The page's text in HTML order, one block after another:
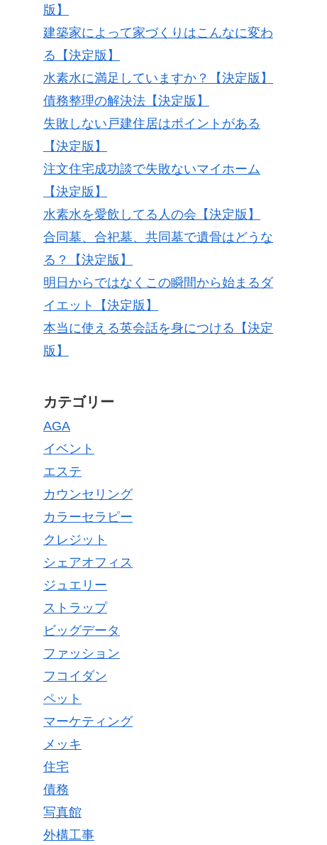
版】
建築家によって家づくりはこんなに変わ
る【決定版】
水素水に満足していますか？【決定版】
債務整理の解決法【決定版】
失敗しない戸建住居はポイントがある
【決定版】
注文住宅成功談で失敗ないマイホーム
【決定版】
水素水を愛飲してる人の会【決定版】
合同墓、合祀墓、共同墓で遺骨はどうな
る？【決定版】
明日からではなくこの瞬間から始まるダ
イエット【決定版】
本当に使える英会話を身につける【決定
版】
カテゴリー
AGA
イベント
エステ
カウンセリング
カラーセラピー
クレジット
シェアオフィス
ジュエリー
ストラップ
ビッグデータ
ファッション
フコイダン
ペット
マーケティング
メッキ
住宅
債務
写真館
外構工事